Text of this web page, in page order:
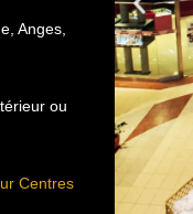
Anges,
ou
Centres